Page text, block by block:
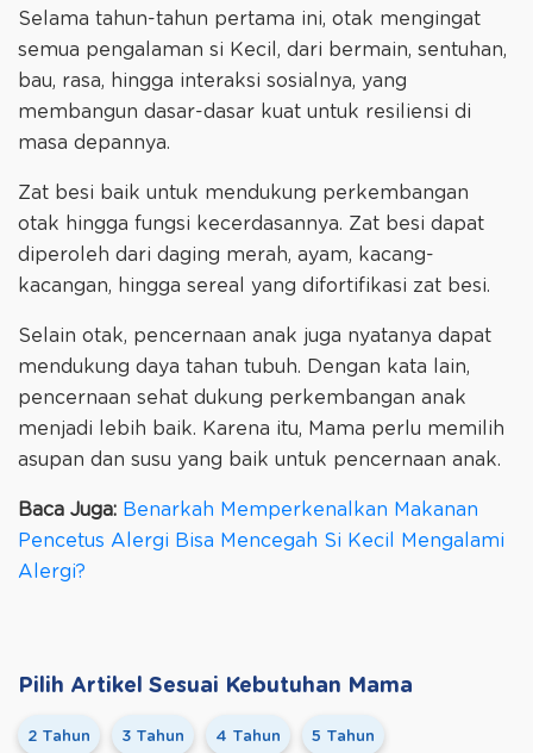
Selama tahun-tahun pertama ini, otak mengingat
semua pengalaman si Kecil, dari bermain, sentuhan,
bau, rasa, hingga interaksi sosialnya, yang
membangun dasar-dasar kuat untuk resiliensi di
masa depannya.
Zat besi baik untuk mendukung perkembangan
otak hingga fungsi kecerdasannya. Zat besi dapat
diperoleh dari daging merah, ayam, kacang-
kacangan, hingga sereal yang difortifikasi zat besi.
Selain otak, pencernaan anak juga nyatanya dapat
mendukung daya tahan tubuh. Dengan kata lain,
pencernaan sehat dukung perkembangan anak
menjadi lebih baik. Karena itu, Mama perlu memilih
asupan dan susu yang baik untuk pencernaan anak.
Baca Juga: Benarkah Memperkenalkan Makanan
Pencetus Alergi Bisa Mencegah Si Kecil Mengalami
Alergi?
Pilih Artikel Sesuai Kebutuhan Mama
2 Tahun 3 Tahun 4 Tahun 5 Tahun